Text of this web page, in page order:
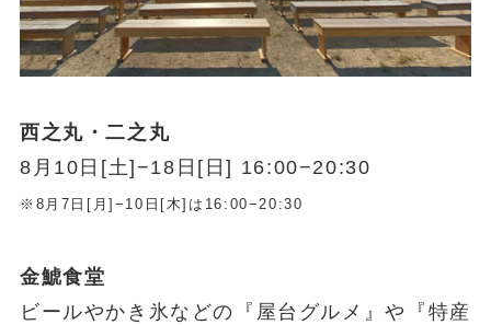
西之丸・二之丸
8月10日[土]−18日[日] 16:00−20:30
※8月7日[月]−10日[木]は16:00−20:30
金鯱食堂
ビールやかき氷などの『屋台グルメ』や『特産